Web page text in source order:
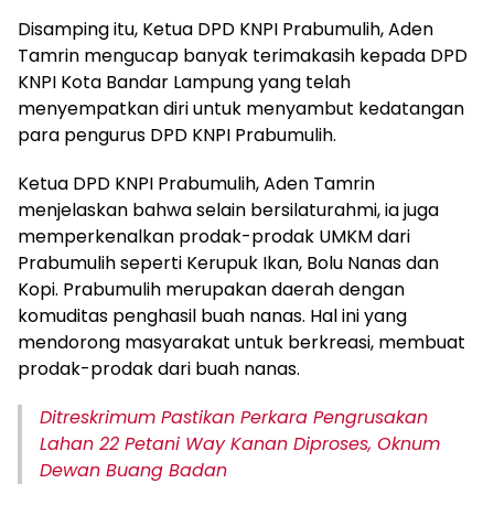
Disamping itu, Ketua DPD KNPI Prabumulih, Aden
Tamrin mengucap banyak terimakasih kepada DPD
KNPI Kota Bandar Lampung yang telah
menyempatkan diri untuk menyambut kedatangan
para pengurus DPD KNPI Prabumulih.
Ketua DPD KNPI Prabumulih, Aden Tamrin
menjelaskan bahwa selain bersilaturahmi, ia juga
memperkenalkan prodak-prodak UMKM dari
Prabumulih seperti Kerupuk Ikan, Bolu Nanas dan
Kopi. Prabumulih merupakan daerah dengan
komuditas penghasil buah nanas. Hal ini yang
mendorong masyarakat untuk berkreasi, membuat
prodak-prodak dari buah nanas.
Ditreskrimum Pastikan Perkara Pengrusakan
Lahan 22 Petani Way Kanan Diproses, Oknum
Dewan Buang Badan